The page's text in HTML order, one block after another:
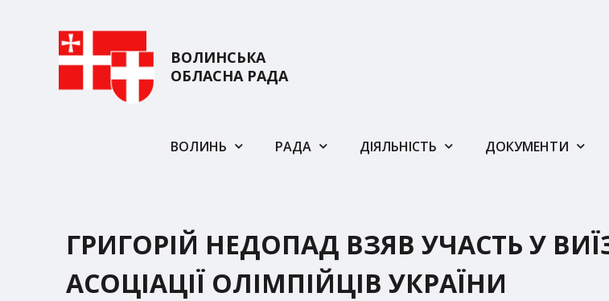
ВОЛИНСЬКА
ОБЛАСНА РАДА
ВОЛИНЬ РАДА ДІЯЛЬНІСТЬ ДОКУМЕНТИ
ГРИГОРІЙ НЕДОПАД ВЗЯВ УЧАСТЬ У
АСОЦІАЦІЇ ОЛІМПІЙЦІВ УКРАЇНИ